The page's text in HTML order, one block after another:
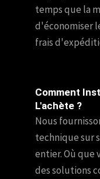
temps que la
d'économiser
frais
Comment
L'achète ?
Nous
technique sur
entier. Où que
des solutions